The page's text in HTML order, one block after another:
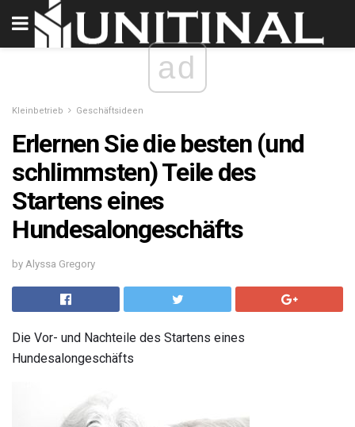
ad
Kleinbetrieb Geschäftsideen
Erlernen Sie die besten (und
schlimmsten) Teile des
Startens eines
Hundesalongeschäfts
by Alyssa Gregory
Die Vor- und Nachteile des Startens eines
Hundesalongeschäfts